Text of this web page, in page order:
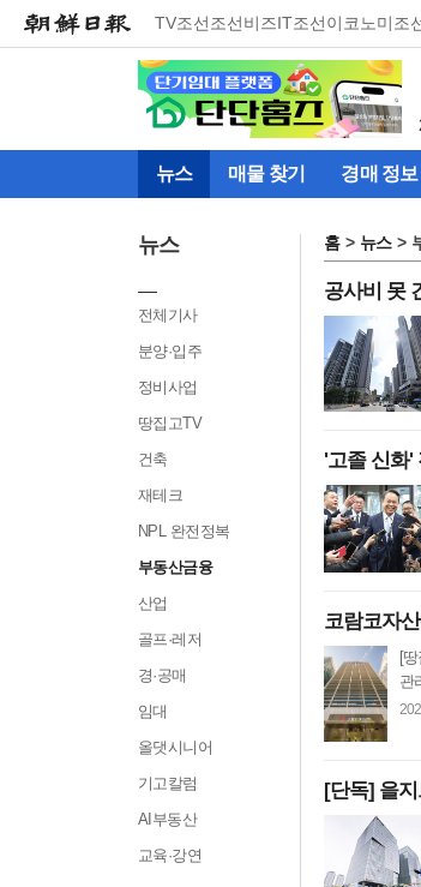
TV조선조선비즈IT조선이코노미조
뉴스 매물 찾기 경매 정보
뉴스
전체기사
분양·입주
정비사업
땅집고TV
건축
재테크
NPL 완전정복
부동산금융
산업
골프·레저
경·공매
임대
올댓시니어
기고칼럼
AI부동산
교육·강연
홈 뉴스
공사비 못
'고졸 신화'
코람코자
[
관
[단독] 을